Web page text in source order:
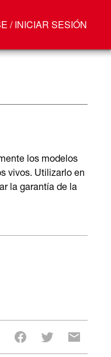
/ INICIAR SESIÓN
los modelos
vivos. Utilizarlo en
la garantía de la